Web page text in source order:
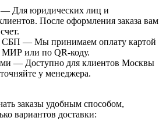
— Для юридических лиц и
После оформления заказа вам
СБП — Мы принимаем оплату картой
МИР или по QR-коду.
— Доступно для клиентов Москвы
у менеджера.
заказы удобным способом,
вариантов доставки: